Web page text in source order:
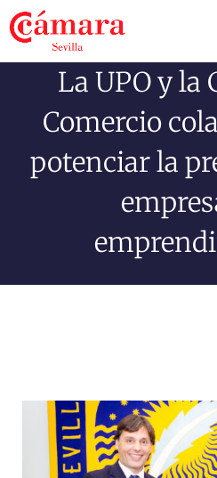
Cámara
Comercio
Soluciones
Programas
La UPO y la
Comercio
potenciar la